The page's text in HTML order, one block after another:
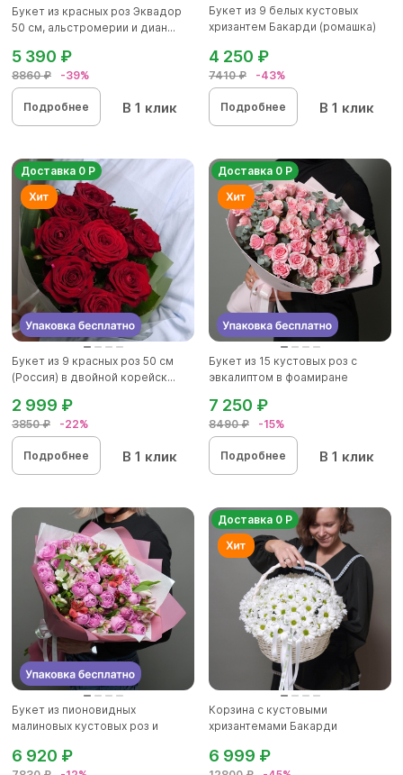
Букет из красных роз Эквадор
50 см, альстромерии и диан...
8860 ₽ -39%
5 390 ₽
Подробнее В 1 клик
Букет из 9 белых кустовых
хризантем Бакарди (ромашка)
7410 ₽ -43%
4 250 ₽
Подробнее В 1 клик
Доставка 0 Р
Букет из 9 красных роз 50 см
(Россия) в двойной корейск...
3850 ₽ -22%
2 999 ₽
Подробнее В 1 клик
Доставка 0 Р
Букет из 15 кустовых роз с
эвкалиптом в фоамиране
8490 ₽ -15%
7 250 ₽
Подробнее В 1 клик
Букет из пионовидных
малиновых кустовых роз и
6 920 ₽
Доставка 0 Р
Корзина с кустовыми
хризантемами Бакарди
6 999 ₽